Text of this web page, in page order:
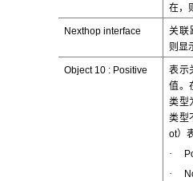
在，
Nexthop interface
关联
则显
Object 10 : Positive
表示
值。
类型
类型
ot）
·
·